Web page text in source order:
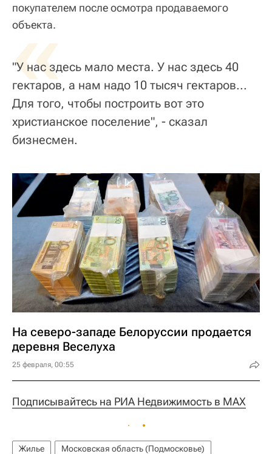
покупателем после осмотра продаваемого
объекта.
«
"У нас здесь мало места. У нас здесь 40
гектаров, а нам надо 10 тысяч гектаров...
Для того, чтобы построить вот это
христианское поселение", - сказал
бизнесмен.
На северо-западе Белоруссии продается
деревня Веселуха
25 февраля, 00:55
Подписывайтесь на РИА Недвижимость в MAX
Жилье
Московская область (Подмосковье)